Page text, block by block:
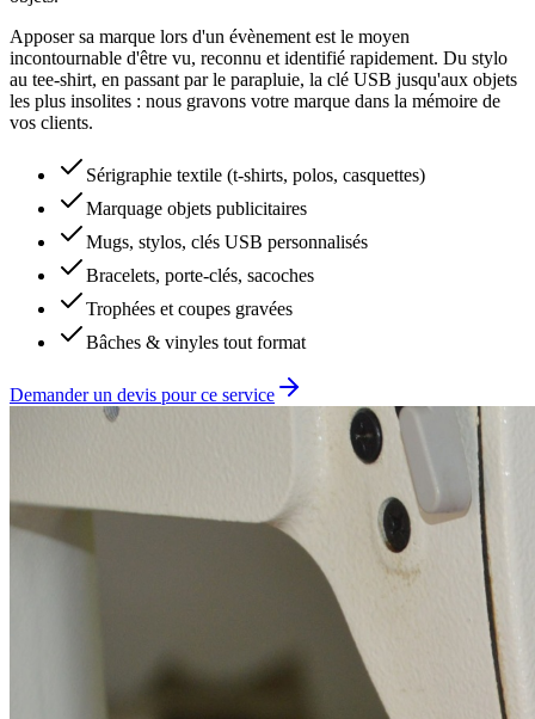
Apposer sa marque lors d'un évènement est le moyen
incontournable d'être vu, reconnu et identifié rapidement. Du stylo
au tee-shirt, en passant par le parapluie, la clé USB jusqu'aux objets
les plus insolites : nous gravons votre marque dans la mémoire de
vos clients.
Sérigraphie textile (t-shirts, polos, casquettes)
Marquage objets publicitaires
Mugs, stylos, clés USB personnalisés
Bracelets, porte-clés, sacoches
Trophées et coupes gravées
Bâches & vinyles tout format
Demander un devis pour ce service